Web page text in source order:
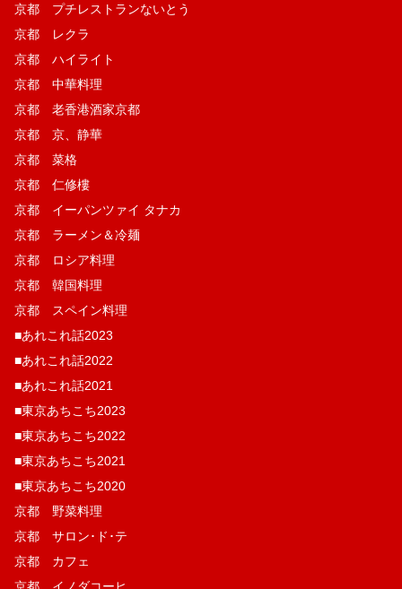
京都 プチレストランないとう
京都 レクラ
京都 ハイライト
京都 中華料理
京都 老香港酒家京都
京都 京、静華
京都 菜格
京都 仁修樓
京都 イーパンツァイ タナカ
京都 ラーメン＆冷麺
京都 ロシア料理
京都 韓国料理
京都 スペイン料理
■あれこれ話2023
■あれこれ話2022
■あれこれ話2021
■東京あちこち2023
■東京あちこち2022
■東京あちこち2021
■東京あちこち2020
京都 野菜料理
京都 サロン･ド･テ
京都 カフェ
京都 イノダコーヒ